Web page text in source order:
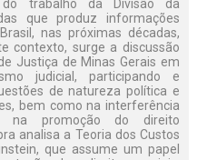
do trabalho da Divisão da
que produz informações
nas próximas décadas,
contexto, surge a discussão
Justiça de Minas Gerais em
judicial, participando e
de natureza política e
bem como na interferência
na promoção do direito
analisa a Teoria dos Custos
que assume um papel